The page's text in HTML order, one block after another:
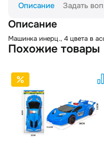
Описание Задать
Описание
Машинка инерц., 4 цвета в
Похожие товары